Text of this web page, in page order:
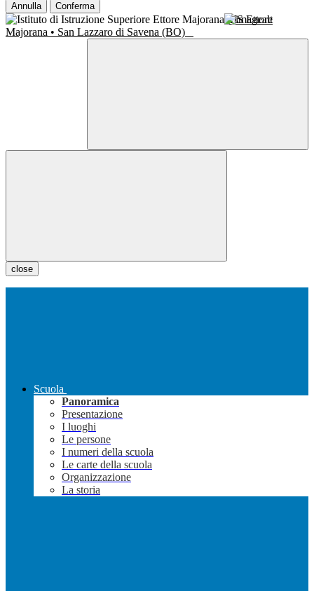
Annulla Conferma
IIS Ettore
Majorana • San Lazzaro di Savena (BO)
close
Scuola
Panoramica
Presentazione
I luoghi
Le persone
I numeri della scuola
Le carte della scuola
Organizzazione
La storia